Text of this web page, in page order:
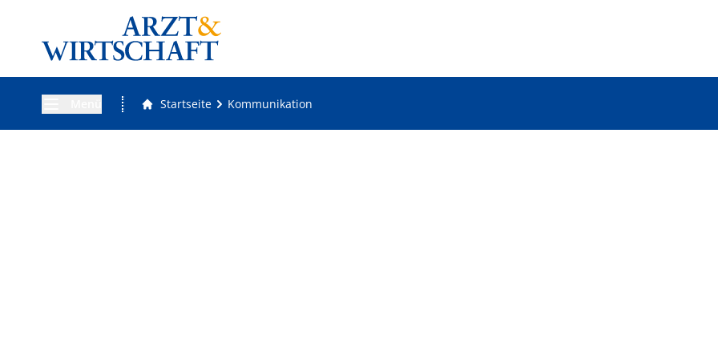
Startseite Kommunikation